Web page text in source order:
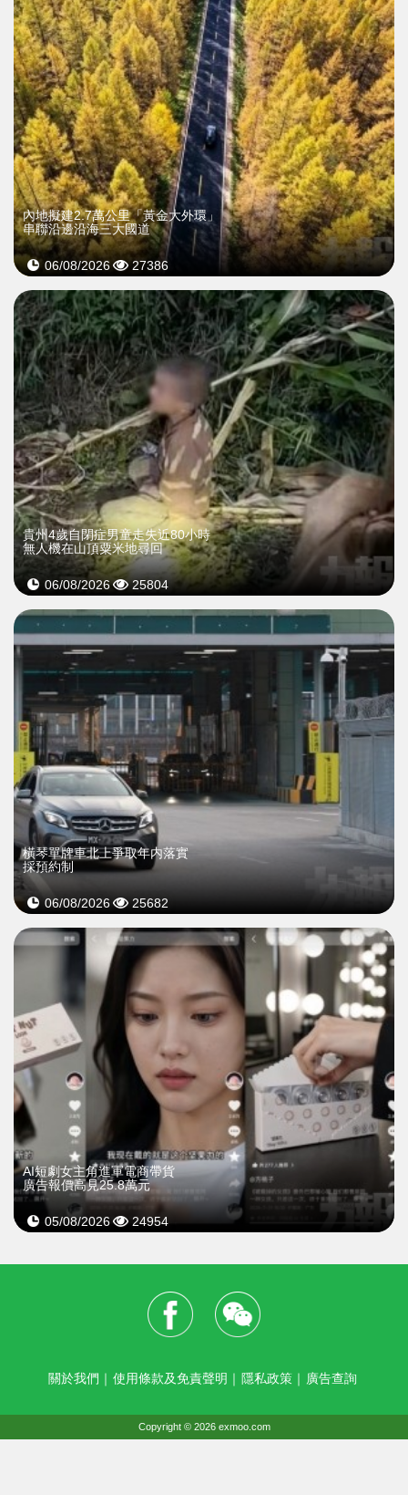
內地擬建2.7萬公里「黃金大外環」
串聯沿邊沿海三大國道
06/08/2026 27386
貴州4歲自閉症男童走失近80小時
無人機在山頂粟米地尋回
06/08/2026 25804
橫琴單牌車北上爭取年内落實
採預約制
06/08/2026 25682
AI短劇女主角進軍電商帶貨
廣告報價高見25.8萬元
05/08/2026 24954
關於我們 ｜ 使用條款及免責聲明 ｜ 隱私政策 ｜ 廣告查詢
Copyright © 2026 exmoo.com